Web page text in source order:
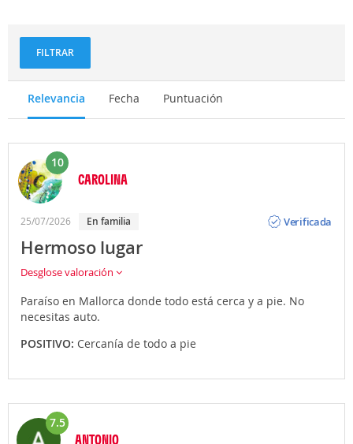
FILTRAR
Relevancia Fecha Puntuación
10
CAROLINA
25/07/2026 en familia
Verificada
Hermoso lugar
Desglose valoración
Paraíso en Mallorca donde todo está cerca y a pie. No
necesitas auto.
POSITIVO: Cercanía de todo a pie
7.5
ANTONIO